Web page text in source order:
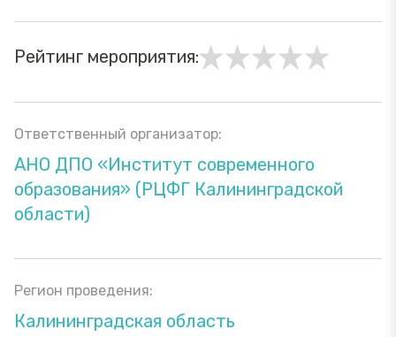
Рейтинг мероприятия:
Ответственный организатор:
АНО ДПО «Институт современного
образования» (РЦФГ Калининградской
области)
Регион проведения:
Калининградская область